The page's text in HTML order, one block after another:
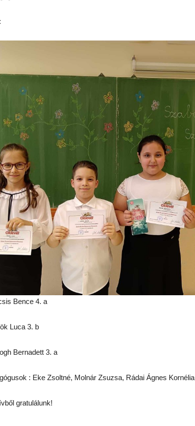
Bence 4. a
Luca 3. b
Bernadett 3. a
: Eke Zsoltné, Molnár Zsuzsa, Rádai Ágnes Kornélia
gratulálunk!